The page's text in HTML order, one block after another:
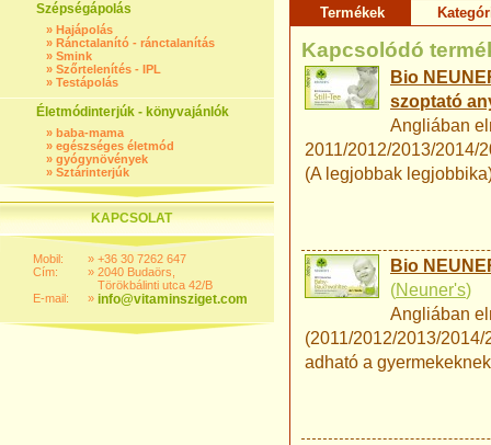
Szépségápolás
» Hajápolás
» Ránctalanító - ránctalanítás
» Smink
» Szőrtelenítés - IPL
» Testápolás
Életmódinterjúk - könyvajánlók
» baba-mama
» egészséges életmód
» gyógynövények
» Sztárinterjúk
KAPCSOLAT
Mobil:
Cím:
E-mail:
»
»
»
+36 30 7262 647
2040 Budaörs,
Törökbálinti utca 42/B
info@vitaminsziget.com
Termékek
Kapcsolódó
Bio
szoptató
Angliában
2011/2012/2013/2014/
(A legjobbak
Bio
(Neuner's)
Angliában
(2011/2012/2013/
adható a